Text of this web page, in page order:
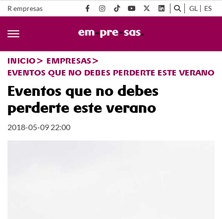
R empresas GL ES
INICIO
EMPRESAS
EVENTOS QUE NO DEBES PERDERTE ESTE VERANO
Eventos que no debes
perderte este verano
2018-05-09 22:00